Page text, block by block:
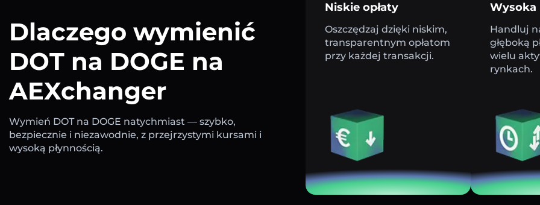
Dlaczego wymienić
DOT na DOGE na
AEXchanger
Wymień DOT na DOGE natychmiast — szybko,
bezpiecznie i niezawodnie, z przejrzystymi kursami i
wysoką płynnością.
Niskie opłaty
Oszczędzaj dzięki niskim,
transparentnym opłatom
przy każdej transakcji.
Wysoka
Handluj
głęboką
wielu
rynkach.